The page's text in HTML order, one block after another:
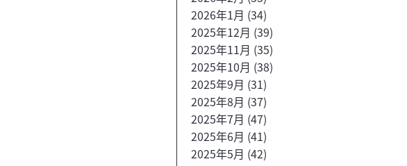
2026年1月 (34)
2025年12月 (39)
2025年11月 (35)
2025年10月 (38)
2025年9月 (31)
2025年8月 (37)
2025年7月 (47)
2025年6月 (41)
2025年5月 (42)